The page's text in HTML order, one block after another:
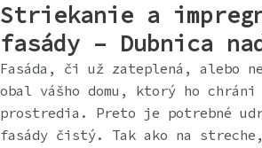
Striekanie a
fasády – Dubnica
Fasáda, či už zateplená, alebo
obal vášho domu, ktorý ho chráni
prostredia. Preto je potrebné
fasády čistý. Tak ako na